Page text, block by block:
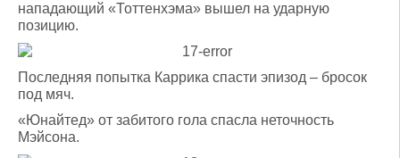
нападающий «Тоттенхэма» вышел на ударную
позицию.
Последняя попытка Каррика спасти эпизод – бросок
под мяч.
«Юнайтед» от забитого гола спасла неточность
Мэйсона.